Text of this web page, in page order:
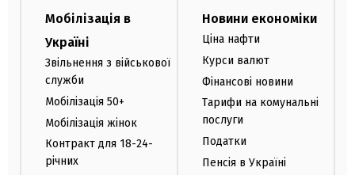
Мобілізація в
Україні
Звільнення з військової
служби
Мобілізація 50+
Мобілізація жінок
Контракт для 18-24-
річних
Новини економіки
Ціна нафти
Курси валют
Фінансові новини
Тарифи на комунальні
послуги
Податки
Пенсія в Україні